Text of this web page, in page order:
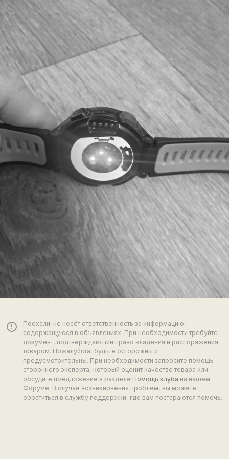
error_outline
Поехали! не несёт ответственность за информацию,
содержащуюся в объявлениях. При необходимости требуйте
документ, подтверждающий право владения и распоряжения
товаром. Пожалуйста, будьте осторожны и
предусмотрительны. При необходимости запросите помощь
стороннего эксперта, который оценит качество товара или
обсудите предложение в разделе Помощь клуба на нашем
Форуме. В случае возникновения проблем, вы можете
обратиться в службу поддержки, где вам постараются помочь.